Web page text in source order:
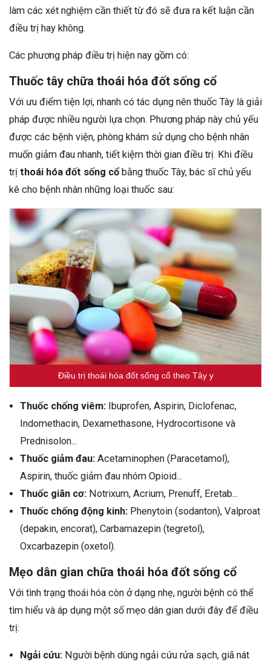
làm các xét nghiệm cần thiết từ đó sẽ đưa ra kết luận cần
điều trị hay không.
Các phương pháp điều trị hiện nay gồm có:
Thuốc tây chữa thoái hóa đốt sống cổ
Với ưu điểm tiện lợi, nhanh có tác dụng nên thuốc Tây là giải
pháp được nhiều người lựa chọn. Phương pháp này chủ yếu
được các bệnh viện, phòng khám sử dụng cho bệnh nhân
muốn giảm đau nhanh, tiết kiệm thời gian điều trị. Khi điều
trị thoái hóa đốt sống cổ bằng thuốc Tây, bác sĩ chủ yếu
kê cho bệnh nhân những loại thuốc sau:
Điều trị thoái hóa đốt sống cổ theo Tây y
Thuốc chống viêm: Ibuprofen, Aspirin, Diclofenac,
Indomethacin, Dexamethasone, Hydrocortisone và
Prednisolon...
Thuốc giảm đau: Acetaminophen (Paracetamol),
Aspirin, thuốc giảm đau nhóm Opioid...
Thuốc giãn cơ: Notrixum, Acrium, Prenuff, Eretab...
Thuốc chống động kinh: Phenytoin (sodanton), Valproat
(depakin, encorat), Carbamazepin (tegretol),
Oxcarbazepin (oxetol).
Mẹo dân gian chữa thoái hóa đốt sống cổ
Với tình trạng thoái hóa còn ở dạng nhẹ, người bệnh có thể
tìm hiểu và áp dụng một số mẹo dân gian dưới đây để điều
trị:
Ngải cứu: Người bệnh dùng ngải cứu rửa sạch, giã nát